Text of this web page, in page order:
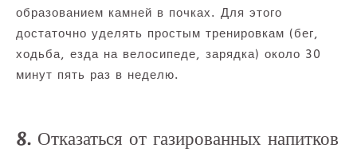
образованием камней в почках. Для этого
достаточно уделять простым тренировкам (бег,
ходьба, езда на велосипеде, зарядка) около 30
минут пять раз в неделю.
8. Отказаться от газированных напитков